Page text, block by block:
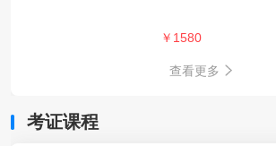
￥1580
查看更多
考证课程